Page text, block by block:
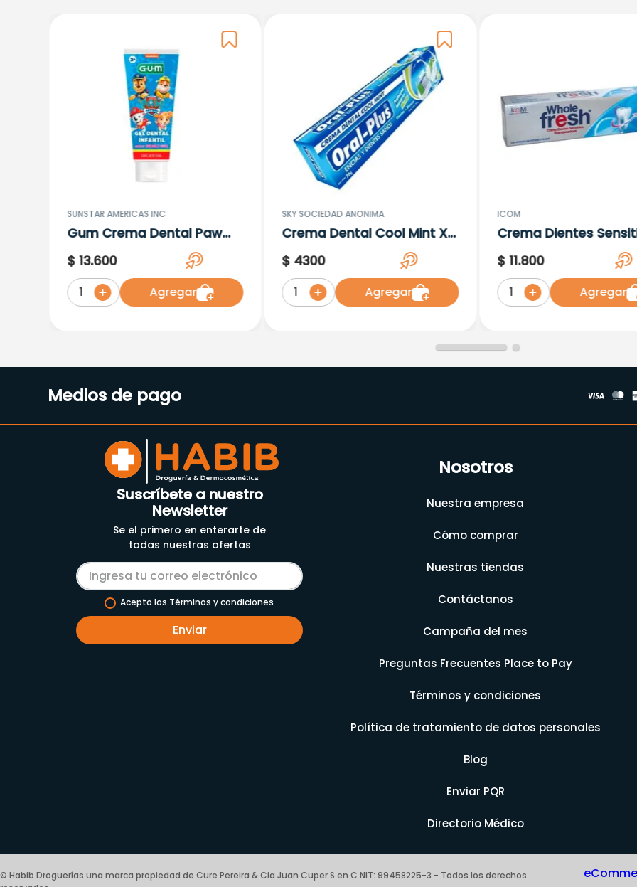
SUNSTAR AMERICAS INC
Gum Crema Dental Paw
Patrol 3+ Sabor a Chicle X
75ML
$ 13.600
1 Agregar
SKY SOCIEDAD ANONIMA
Crema Dental Cool Mint X
70 Gr Oral Plus
$ 4300
1 Agregar
ICOM
Crema Dientes
Blanqueadora Whole
75Cc
$ 11.800
1 Agregar
Medios de pago
Suscríbete a nuestro
Newsletter
Se el primero en enterarte de
todas nuestras ofertas
Acepto los Términos y condiciones
Enviar
Nosotros
Nuestra empresa
Cómo comprar
Nuestras tiendas
Contáctanos
Campaña del mes
Preguntas Frecuentes Place to Pay
Términos y condiciones
Política de tratamiento de datos personales
Blog
Enviar PQR
Directorio Médico
© Habib Droguerías una marca propiedad de Cure Pereira & Cia Juan Cuper S en C NIT: 99458225-3 - Todos los derechos